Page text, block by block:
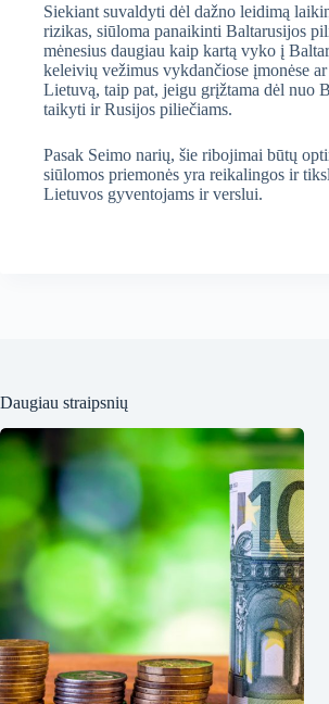
Siekiant suvaldyti dėl dažno leidimą
rizikas, siūloma panaikinti Baltarusijos
mėnesius daugiau kaip kartą vyko į
keleivių vežimus vykdančiose įmonėse
Lietuvą, taip pat, jeigu grįžtama dėl nuo
taikyti ir Rusijos piliečiams.
Pasak Seimo narių, šie ribojimai būtų
siūlomos priemonės yra reikalingos ir
Lietuvos gyventojams ir verslui.
Daugiau straipsnių